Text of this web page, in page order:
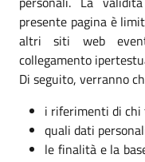
presente pagina è
altri siti web
collegamento
Di seguito, verranno
i riferimenti di
quali dati
le finalità e la